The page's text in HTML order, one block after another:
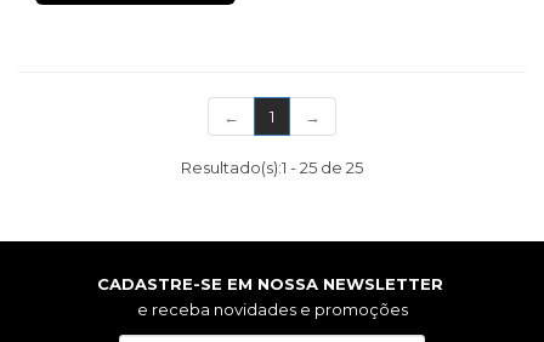
← 1 (current)
→
Resultado(s):1 -25 de 25
CADASTRE-SE EM NOSSA NEWSLETTER
e receba novidades e promoções